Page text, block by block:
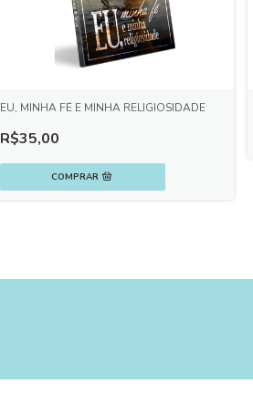
EU, MINHA FÉ E MINHA RELIGIOSIDADE
R$35,00